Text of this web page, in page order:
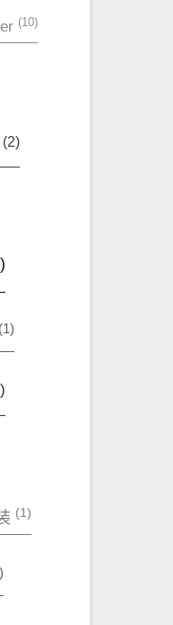
(10)
(2)
(1)
(1)